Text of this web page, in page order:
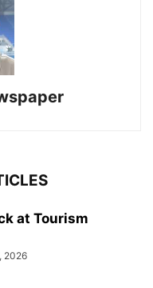
at Tourism
2026